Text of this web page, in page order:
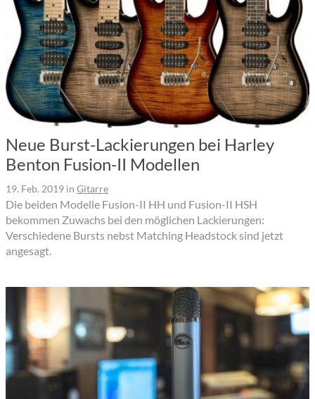
Neue Burst-Lackierungen bei Harley
Benton Fusion-II Modellen
19. Feb. 2019 in Gitarre
Die beiden Modelle Fusion-II HH und Fusion-II HSH
bekommen Zuwachs bei den möglichen Lackierungen:
Verschiedene Bursts nebst Matching Headstock sind jetzt
angesagt.